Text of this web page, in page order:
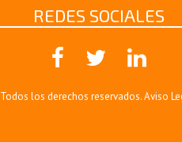
REDES SOCIALES
Todos los derechos reservados.Aviso